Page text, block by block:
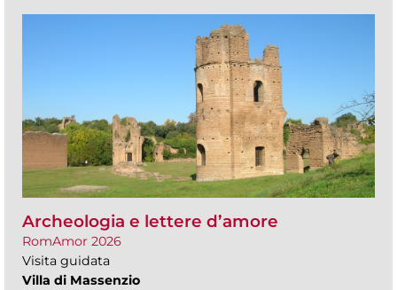
Archeologia e lettere d’amore
RomAmor 2026
Visita guidata
Villa di Massenzio